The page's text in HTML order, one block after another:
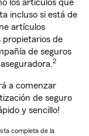
los artículos que
incluso si está de
artículos
propietarios de
de seguros
2
a comenzar
de seguro
y sencillo!
completa de la